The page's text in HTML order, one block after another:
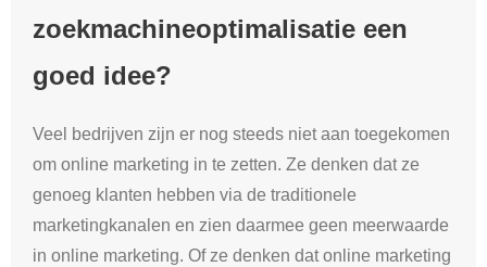
zoekmachineoptimalisatie een
goed idee?
Veel bedrijven zijn er nog steeds niet aan toegekomen
om online marketing in te zetten. Ze denken dat ze
genoeg klanten hebben via de traditionele
marketingkanalen en zien daarmee geen meerwaarde
in online marketing. Of ze denken dat online marketing